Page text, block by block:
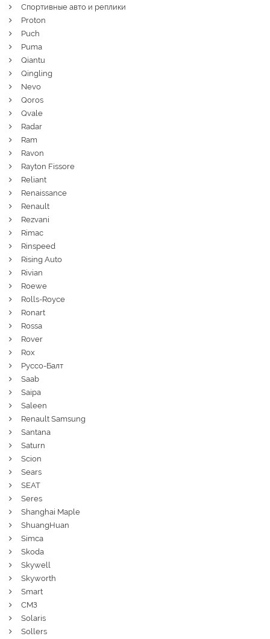
Спортивные авто и реплики
Proton
Puch
Puma
Qiantu
Qingling
Nevo
Qoros
Qvale
Radar
Ram
Ravon
Rayton Fissore
Reliant
Renaissance
Renault
Rezvani
Rimac
Rinspeed
Rising Auto
Rivian
Roewe
Rolls-Royce
Ronart
Rossa
Rover
Rox
Руссо-Балт
Saab
Saipa
Saleen
Renault Samsung
Santana
Saturn
Scion
Sears
SEAT
Seres
Shanghai Maple
ShuangHuan
Simca
Skoda
Skywell
Skyworth
Smart
СМЗ
Solaris
Sollers